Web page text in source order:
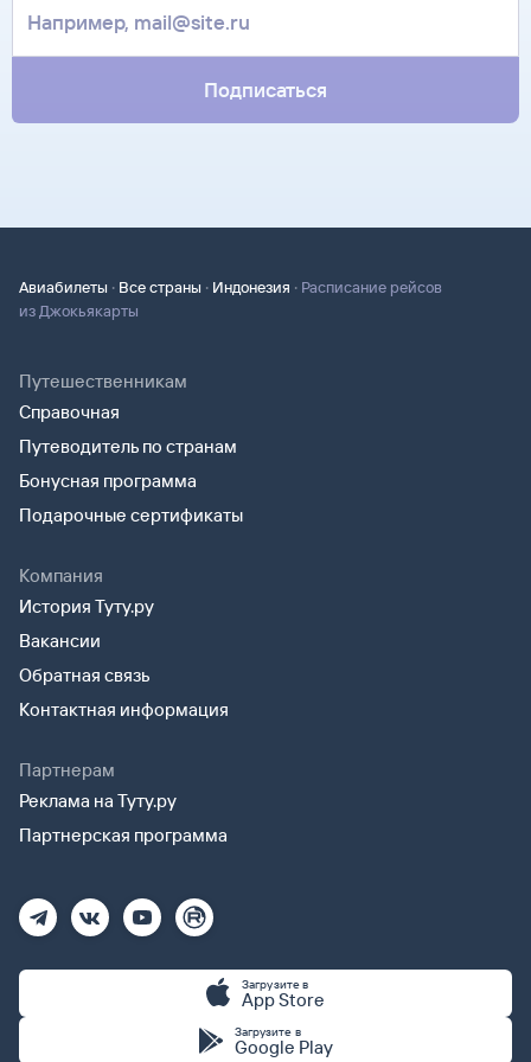
за границей, хотя для посадки в самолет вам понадобится
только паспорт.
Подписаться
Авиабилеты · Все страны · Индонезия · Расписание рейсов
из Джокьякарты
Путешественникам
Справочная
Путеводитель по странам
Бонусная программа
Подарочные сертификаты
Компания
История Туту.ру
Вакансии
Обратная связь
Контактная информация
Партнерам
Реклама на Туту.ру
Партнерская программа
Загрузите в
App Store
Загрузите в
Google Play